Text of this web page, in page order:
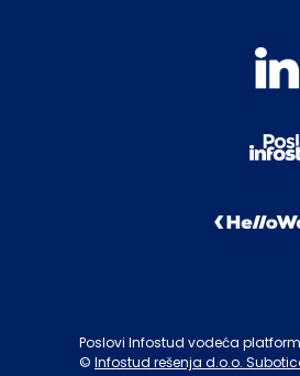
Poslovi Infostud vodeća
© Infostud rešenja d.o.o.